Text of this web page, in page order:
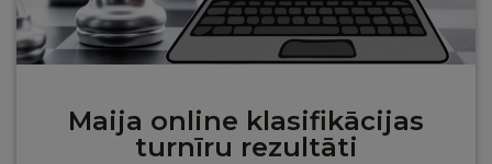
Maija online klasifikācijas
turnīru rezultāti